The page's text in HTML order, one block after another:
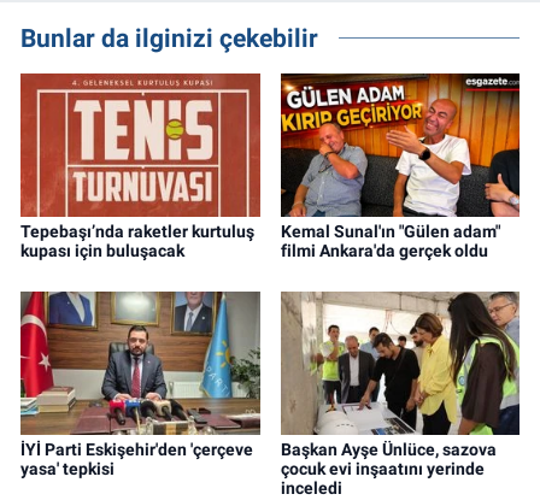
Bunlar da ilginizi çekebilir
Tepebaşı’nda raketler kurtuluş
kupası için buluşacak
Kemal Sunal'ın "Gülen adam"
filmi Ankara'da gerçek oldu
İYİ Parti Eskişehir'den 'çerçeve
yasa' tepkisi
Başkan Ayşe Ünlüce, sazova
çocuk evi inşaatını yerinde
inceledi